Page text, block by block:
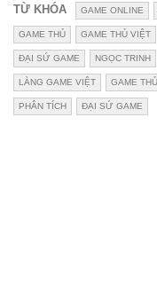
TỪ KHÓA GAME ONLINE
GAME THỦ GAME THỦ VIỆT
ĐẠI SỨ GAME NGỌC TRINH
LÀNG GAME VIỆT GAME THỦ
PHÂN TÍCH ĐẠI SỨ GAME